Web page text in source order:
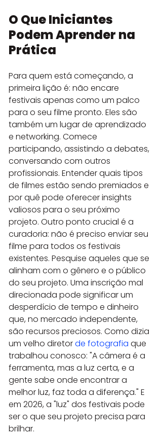
O Que Iniciantes
Podem Aprender na
Prática
Para quem está começando, a
primeira lição é: não encare
festivais apenas como um palco
para o seu filme pronto. Eles são
também um lugar de aprendizado
e networking. Comece
participando, assistindo a debates,
conversando com outros
profissionais. Entender quais tipos
de filmes estão sendo premiados e
por quê pode oferecer insights
valiosos para o seu próximo
projeto. Outro ponto crucial é a
curadoria: não é preciso enviar seu
filme para todos os festivais
existentes. Pesquise aqueles que se
alinham com o gênero e o público
do seu projeto. Uma inscrição mal
direcionada pode significar um
desperdício de tempo e dinheiro
que, no mercado independente,
são recursos preciosos. Como dizia
um velho diretor de fotografia que
trabalhou conosco: "A câmera é a
ferramenta, mas a luz certa, e a
gente sabe onde encontrar a
melhor luz, faz toda a diferença." E
em 2026, a "luz" dos festivais pode
ser o que seu projeto precisa para
brilhar.